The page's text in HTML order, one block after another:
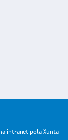
intranet pola Xunta